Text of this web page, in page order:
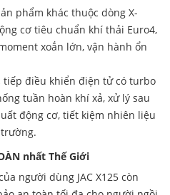
phẩm khác thuộc dòng X-
cơ tiêu chuẩn khí thải Euro4,
xoắn lớn, vận hành ổn
điều khiển điện tử có turbo
tuần hoàn khí xả, xử lý sau
động cơ, tiết kiệm nhiên liệu
nhất Thế Giới
người dùng JAC X125 còn